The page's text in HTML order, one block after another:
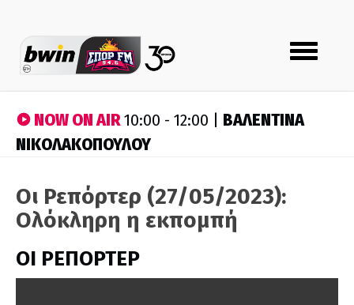
Toggle
navigation
NOW ON AIR10:00 - 12:00 | ΒΑΛΕΝΤΙΝΑ
ΝΙΚΟΛΑΚΟΠΟΥΛΟΥ
Οι Ρεπόρτερ (27/05/2023):
Ολόκληρη η εκπομπή
ΟΙ ΡΕΠΟΡΤΕΡ